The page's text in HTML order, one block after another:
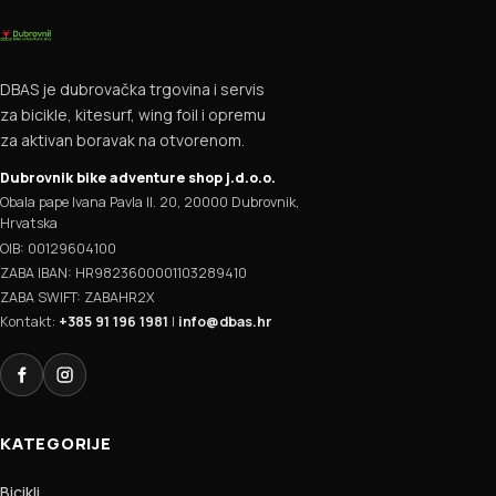
DBAS je dubrovačka trgovina i servis
za bicikle, kitesurf, wing foil i opremu
za aktivan boravak na otvorenom.
Dubrovnik bike adventure shop j.d.o.o.
Obala pape Ivana Pavla II. 20, 20000 Dubrovnik,
Hrvatska
OIB: 00129604100
ZABA IBAN: HR9823600001103289410
ZABA SWIFT: ZABAHR2X
Kontakt: +385 91 196 1981 | info@dbas.hr
FacebookInstagram
KATEGORIJE